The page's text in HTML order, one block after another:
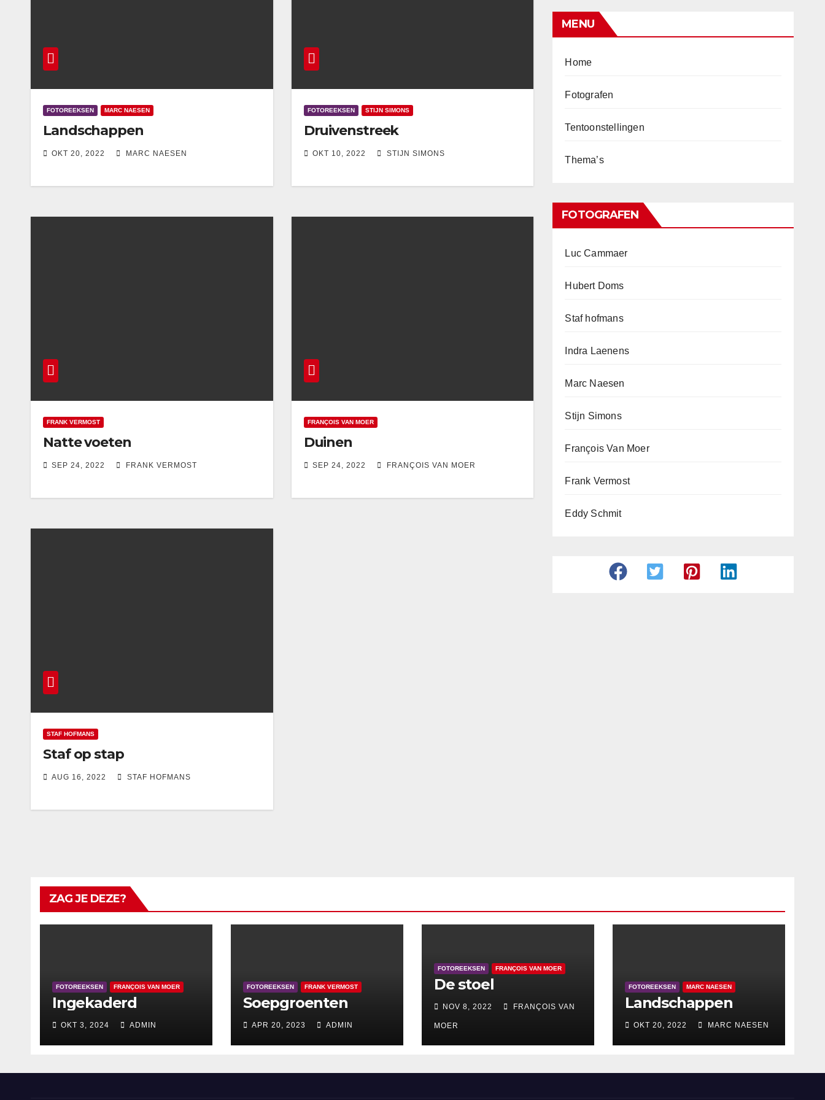
FOTOREEKSEN MARC NAESEN
Landschappen
OKT 20, 2022 MARC NAESEN
FOTOREEKSEN STIJN SIMONS
Druivenstreek
OKT 10, 2022 STIJN SIMONS
FRANK VERMOST
Natte voeten
SEP 24, 2022 FRANK VERMOST
FRANÇOIS VAN MOER
Duinen
SEP 24, 2022 FRANÇOIS VAN MOER
STAF HOFMANS
Staf op stap
AUG 16, 2022 STAF HOFMANS
MENU
Home
Fotografen
Tentoonstellingen
Thema’s
FOTOGRAFEN
Luc Cammaer
Hubert Doms
Staf hofmans
Indra Laenens
Marc Naesen
Stijn Simons
François Van Moer
Frank Vermost
Eddy Schmit
ZAG JE DEZE?
FOTOREEKSEN FRANÇOIS VAN MOER
Ingekaderd
OKT 3, 2024 ADMIN
FOTOREEKSEN FRANK VERMOST
Soepgroenten
APR 20, 2023 ADMIN
FOTOREEKSEN FRANÇOIS VAN MOER
De stoel
NOV 8, 2022 FRANÇOIS VAN
MOER
FOTOREEKSEN MARC NAESEN
Landschappen
OKT 20, 2022 MARC NAESEN